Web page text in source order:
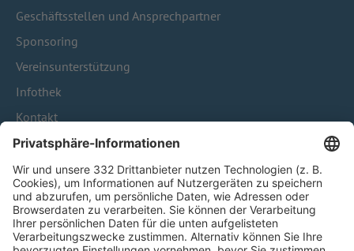
Geschäftsstellen und Ansprechpartner
Sponsoring
Vereinsunterstützung
Infothek
Kontakt
HÄUFIG BESUCHTE SEITEN
Pässe und Vereinswechsel
Trainerausbildung
Schulungsangebot Vereinsmitarbeiter